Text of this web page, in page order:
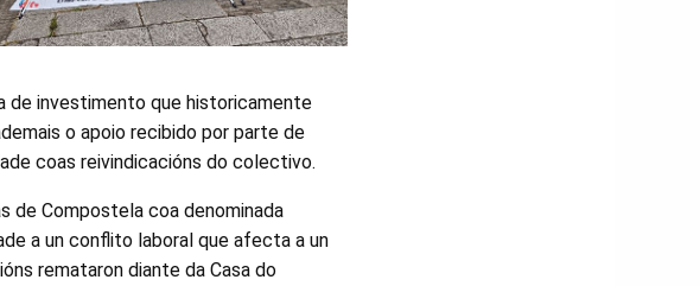
de investimento que historicamente
o apoio recibido por parte de
coas reivindicacións do colectivo.
de Compostela coa denominada
a un conflito laboral que afecta a un
remataron diante da Casa do